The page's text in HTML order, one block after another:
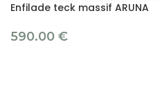
Enfilade teck massif ARUNA
590.00 €